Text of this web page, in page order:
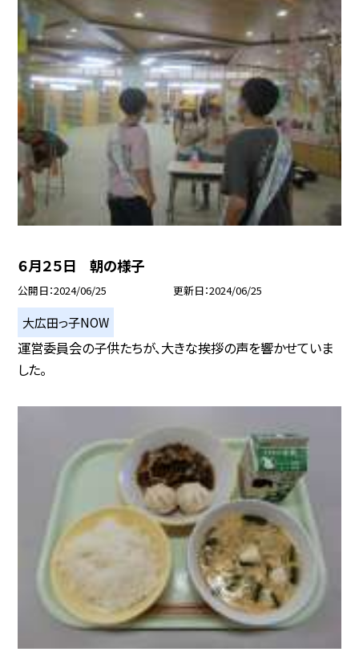
６月２５日 朝の様子
公開日 2024/06/25 更新日 2024/06/25
大広田っ子NOW
運営委員会の子供たちが、大きな挨拶の声を響かせていま
した。